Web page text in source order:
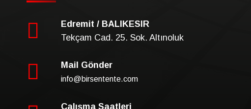
Edremit / BALIKESIR
Tekçam Cad. 25. Sok. Altınoluk
Mail Gönder
info@birsentente.com
Çalışma Saatleri